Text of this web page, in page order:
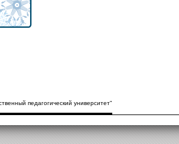
педагогический университет"